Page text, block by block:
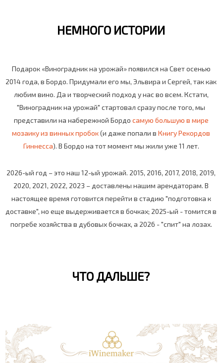
НЕМНОГО ИСТОРИИ
Подарок «Виноградник на урожай» появился на Свет осенью
2014 года, в Бордо. Придумали его мы, Эльвира и Сергей, так как
любим вино. Да и творческий подход у нас во всем. Кстати,
"Виноградник на урожай" стартовал сразу после того, мы
представили на набережной Бордо самую большую в мире
мозаику из винных пробок(и даже попали в Книгу Рекордов
Гиннесса). В Бордо на тот момент мы жили уже 11 лет.
2026-ый год – это наш 12-ый урожай. 2015, 2016, 2017, 2018, 2019,
2020, 2021, 2022, 2023 – доставлены нашим арендаторам. В
настоящее время готовится перейти в стадию "подготовка к
доставке", но еще выдерживается в бочках; 2025-ый - томится в
погребе хозяйства в дубовых бочках, а 2026 - "спит" на лозах.
ЧТО ДАЛЬШЕ?